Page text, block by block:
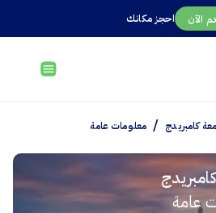
احجز مكانك الآن
كامبريدج / معلومات عامة
عامة